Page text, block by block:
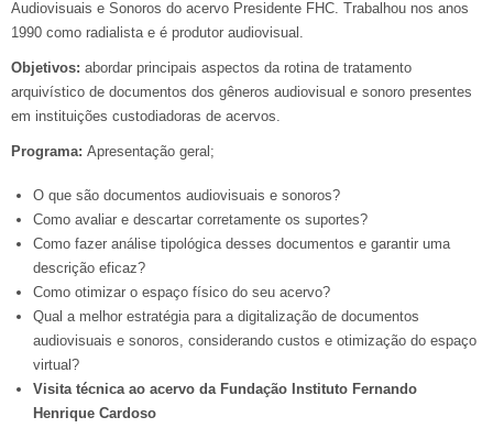
Audiovisuais e Sonoros do acervo Presidente FHC. Trabalhou nos anos
1990 como radialista e é produtor audiovisual.
Objetivos: abordar principais aspectos da rotina de tratamento
arquivístico de documentos dos gêneros audiovisual e sonoro presentes
em instituições custodiadoras de acervos.
Programa: Apresentação geral;
O que são documentos audiovisuais e sonoros?
Como avaliar e descartar corretamente os suportes?
Como fazer análise tipológica desses documentos e garantir uma
descrição eficaz?
Como otimizar o espaço físico do seu acervo?
Qual a melhor estratégia para a digitalização de documentos
audiovisuais e sonoros, considerando custos e otimização do espaço
virtual?
Visita técnica ao acervo da Fundação Instituto Fernando
Henrique Cardoso